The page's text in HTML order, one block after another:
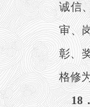
诚信
审、
彰、
格修
18